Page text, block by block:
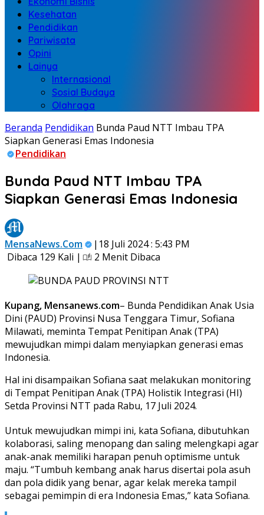
Kesehatan
Pendidikan
Pariwisata
Opini
Lainya
Internasional
Sosial Budaya
Olahraga
Beranda Pendidikan Bunda Paud NTT Imbau TPA
Siapkan Generasi Emas Indonesia
Pendidikan
Bunda Paud NTT Imbau TPA
Siapkan Generasi Emas Indonesia
MensaNews.Com
|18 Juli 2024 : 5:43 PM
Dibaca 129 Kali |
2 Menit Dibaca
Kupang, Mensanews.com– Bunda Pendidikan Anak Usia
Dini (PAUD) Provinsi Nusa Tenggara Timur, Sofiana
Milawati, meminta Tempat Penitipan Anak (TPA)
mewujudkan mimpi dalam menyiapkan generasi emas
Indonesia.
Hal ini disampaikan Sofiana saat melakukan monitoring
di Tempat Penitipan Anak (TPA) Holistik Integrasi (HI)
Setda Provinsi NTT pada Rabu, 17 Juli 2024.
Untuk mewujudkan mimpi ini, kata Sofiana, dibutuhkan
kolaborasi, saling menopang dan saling melengkapi agar
anak-anak memiliki harapan penuh optimisme untuk
maju. “Tumbuh kembang anak harus disertai pola asuh
dan pola didik yang benar, agar kelak mereka tampil
sebagai pemimpin di era Indonesia Emas,” kata Sofiana.